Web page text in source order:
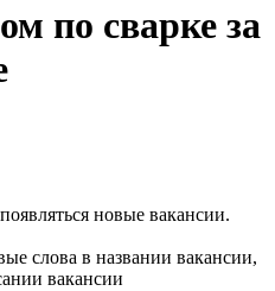
по сварке за
новые вакансии.
слова в названии вакансии,
вакансии